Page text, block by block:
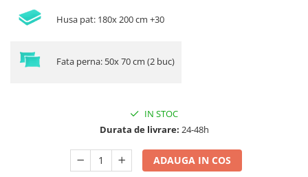
Husa pat: 180x 200 cm +30
Fata perna: 50x 70 cm (2 buc)
IN STOC
Durata de livrare: 24-48h
ADAUGA IN COS